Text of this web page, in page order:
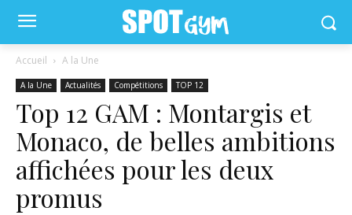
Accueil A la Une
A la Une Actualités Compétitions TOP 12
Top 12 GAM : Montargis et
Monaco, de belles ambitions
affichées pour les deux
promus